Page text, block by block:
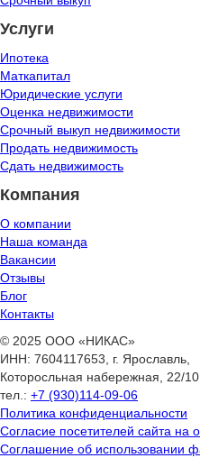
Услуги
Ипотека
Маткапитал
Юридические услуги
Оценка недвижимости
Срочный выкуп недвижимости
Продать недвижимость
Сдать недвижимость
Компания
О компании
Наша команда
Вакансии
Отзывы
Блог
Контакты
© 2025 ООО «НИКАС»
ИНН: 7604117653, г. Ярославль,
Которосльная набережная, 22/
тел.: +7 (930)114-09-06
Политика конфиденциальности
Согласие посетителей сайта на
Соглашение об использовании